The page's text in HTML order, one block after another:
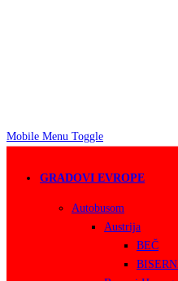
Mobile Menu Toggle
GRADOVI EVROPE
Autobusom
Austrija
BEČ